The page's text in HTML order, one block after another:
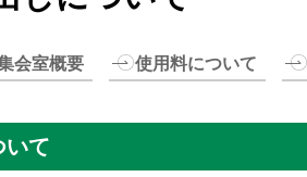
会室概要 使用料について
いて